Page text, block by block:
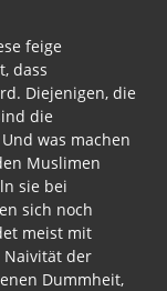
feige
dass
Diejenigen, die
die
was machen
Muslimen
sie bei
sich noch
meist mit
Naivität der
Dummheit,